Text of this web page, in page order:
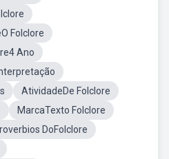
Folclore
Ano
AtividadeDe Folclore
MarcaTexto Folclore
DoFolclore